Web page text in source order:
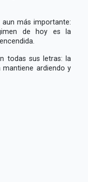
más importante:
de hoy es la
todas sus letras: la
mantiene ardiendo y